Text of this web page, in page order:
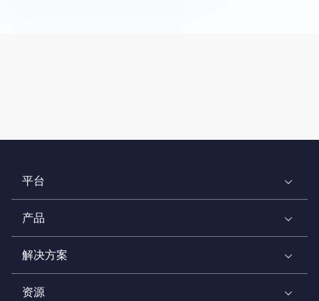
平台
产品
解决方案
资源